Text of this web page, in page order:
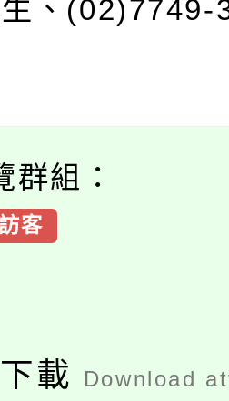
、(02)7749-
群組：
訪客
載 Download